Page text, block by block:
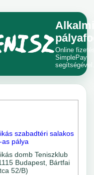
Alkalmi
Online
SimplePay
segítségével.
szabadtéri salakos
as pálya
domb Teniszklub
Budapest, Bártfai
52/B)